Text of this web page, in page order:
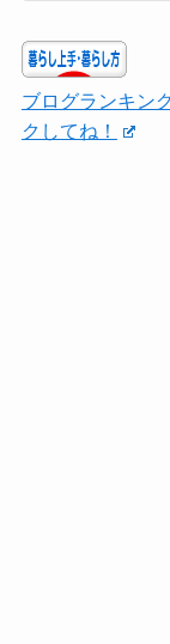
ブログランキン
クしてね！